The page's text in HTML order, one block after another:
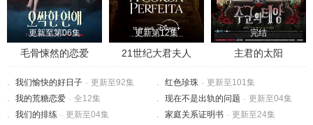
更新至第06集
毛骨悚然的恋爱
更新第12集
21世纪大君夫人
完结
主君的太阳
我们愉快的好日子 - 更新至92集 红色珍珠 - 更新至101集
我的荒糖恋爱 - 全12集 现在不是出轨的问题 - 更新至04集
我们的排练 - 更新至04集 家庭关系证明书 - 更新至24集